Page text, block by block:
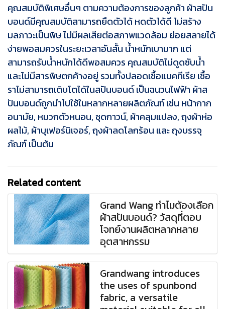
คุณสมบัติพิเศษอื่นๆ ตามความต้องการของลูกค้า ผ้าสปัน
บอนด์มีคุณสมบัติสามารถยืดตัวได้ หดตัวได้ดี ไม่สร้าง
มลภาวะเป็นพิษ ไม่มีผลเสียต่อสภาพแวดล้อม ย่อยสลายได้
ง่ายพอสมควรในระยะเวลาอันสั้น น้ำหนักเบามาก แต่
สามารถรับน้ำหนักได้ดีพอสมควร คุณสมบัติไม่ดูดซับน้ำ
และไม่มีสารพิษตกค้างอยู่ รวมทั้งปลอดเชื้อแบคทีเรีย เชื้อ
ราไม่สามารถเติบโตได้ในสปันบอนด์ เป็นฉนวนไฟฟ้า ผ้าส
ปันบอนด์ถูกนำไปใช้ในหลากหลายผลิตภัณฑ์ เช่น หน้ากาก
อนามัย, หมวกตัวหนอน, ชุดกาวน์, ผ้าคลุมแปลง, ถุงผ้าห่อ
ผลไม้, ผ้าบุเฟอร์นิเจอร์, ถุงผ้าลดโลกร้อน และ ถุงบรรจุ
ภัณฑ์ เป็นต้น
Related content
Grand Wang ทำไมต้องเลือก
ผ้าสปันบอนด์? วัสดุที่ตอบ
โจทย์งานผลิตหลากหลาย
อุตสาหกรรม
Grandwang introduces
the uses of spunbond
fabric, a versatile